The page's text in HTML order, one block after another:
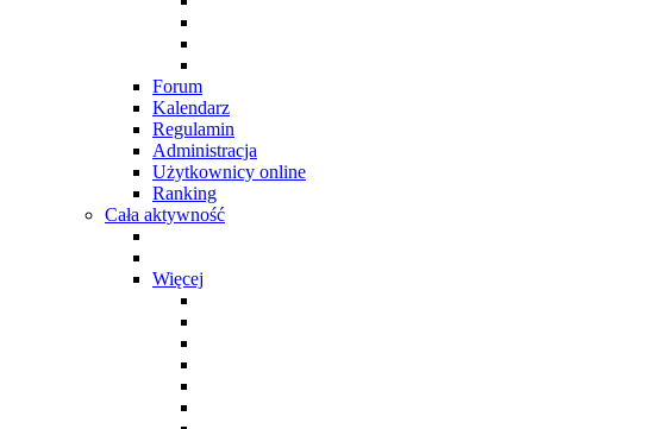
Forum
Kalendarz
Regulamin
Administracja
Użytkownicy online
Ranking
Cała aktywność
Więcej